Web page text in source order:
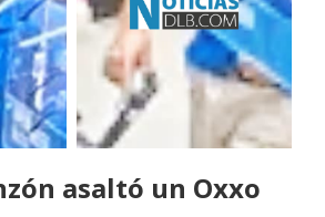
asaltó un Oxxo